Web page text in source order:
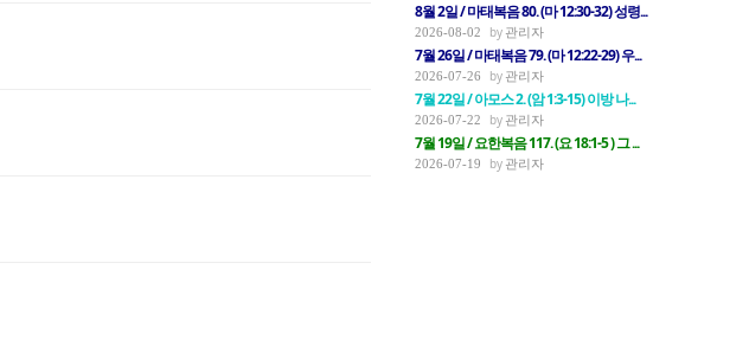
8월 2일 / 마태복음 80. (마 12:30-32) 성령...
2026-08-02 관리자
7월 26일 / 마태복음 79. (마 12:22-29) 우...
2026-07-26 관리자
7월 22일 / 아모스 2. (암 1:3-15) 이방 나...
2026-07-22 관리자
7월 19일 / 요한복음 117. (요 18:1-5 ) 그 ...
2026-07-19 관리자